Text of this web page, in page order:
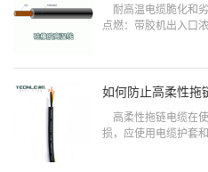
耐高温电缆脆化和
点燃：带胶机出入口
糊，长期使用的耐...
如何防止高柔性拖
高柔性拖链电缆在
损，应使用电缆护套